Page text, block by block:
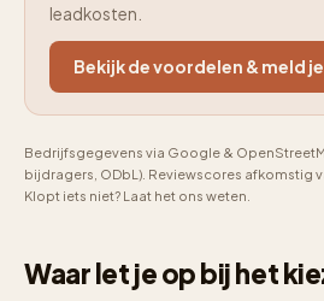
leadkosten.
Bekijk de voordelen & meld
Bedrijfsgegevens via Google &
bijdragers, ODbL). Reviewscores afkomstig
Klopt iets niet? Laat het ons weten.
Waar let je op bij het